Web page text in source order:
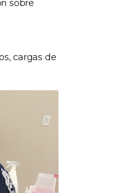
sobre
cargas de